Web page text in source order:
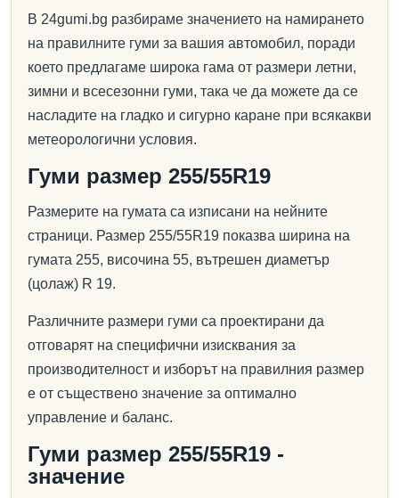
В 24gumi.bg разбираме значението на намирането
на правилните гуми за вашия автомобил, поради
което предлагаме широка гама от размери летни,
зимни и всесезонни гуми, така че да можете да се
насладите на гладко и сигурно каране при всякакви
метеорологични условия.
Гуми размер 255/55R19
Размерите на гумата са изписани на нейните
страници. Размер 255/55R19 показва ширина на
гумата 255, височина 55, вътрешен диаметър
(цолаж) R 19.
Различните размери гуми са проектирани да
отговарят на специфични изисквания за
производителност и изборът на правилния размер
е от съществено значение за оптимално
управление и баланс.
Гуми размер 255/55R19 -
значение